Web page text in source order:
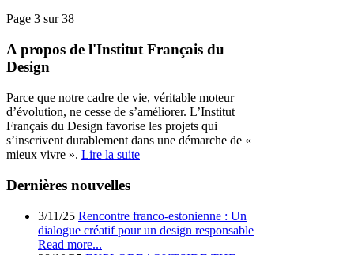
Page 3 sur 38
A propos de l'Institut Français du
Design
Parce que notre cadre de vie, véritable moteur
d’évolution, ne cesse de s’améliorer. L’Institut
Français du Design favorise les projets qui
s’inscrivent durablement dans une démarche de «
mieux vivre ». Lire la suite
Dernières nouvelles
3/11/25 Rencontre franco-estonienne : Un
dialogue créatif pour un design responsable
Read more...